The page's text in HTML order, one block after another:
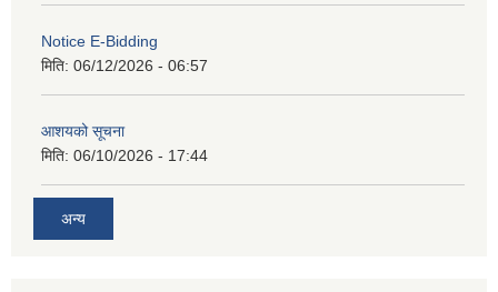
Notice E-Bidding
मिति: 06/12/2026 - 06:57
आशयको सूचना
मिति: 06/10/2026 - 17:44
अन्य